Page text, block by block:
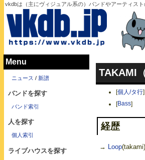
vkdbは（主にヴィジュアル系の）バンドやアーティス
TAKAMI
[個人/タ行]
[Bass]
経歴
→ Loop
Menu
ニュース / 新譜
バンドを探す
バンド索引
人を探す
個人索引
ライブハウスを探す